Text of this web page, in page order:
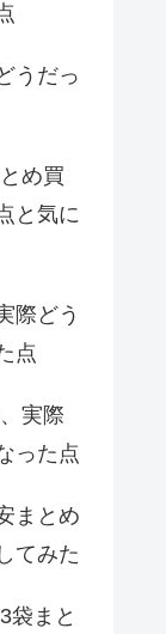
うだっ
め買
と気に
際どう
点
実際
った点
まとめ
てみた
袋まと